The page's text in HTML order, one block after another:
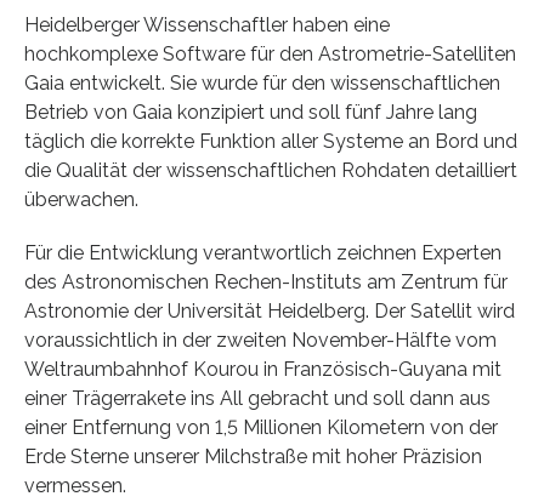
Heidelberger Wissenschaftler haben eine
hochkomplexe Software für den Astrometrie-Satelliten
Gaia entwickelt. Sie wurde für den wissenschaftlichen
Betrieb von Gaia konzipiert und soll fünf Jahre lang
täglich die korrekte Funktion aller Systeme an Bord und
die Qualität der wissenschaftlichen Rohdaten detailliert
überwachen.
Für die Entwicklung verantwortlich zeichnen Experten
des Astronomischen Rechen-Instituts am Zentrum für
Astronomie der Universität Heidelberg. Der Satellit wird
voraussichtlich in der zweiten November-Hälfte vom
Weltraumbahnhof Kourou in Französisch-Guyana mit
einer Trägerrakete ins All gebracht und soll dann aus
einer Entfernung von 1,5 Millionen Kilometern von der
Erde Sterne unserer Milchstraße mit hoher Präzision
vermessen.